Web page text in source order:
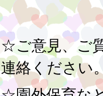
☆ご意見、ご
連絡ください